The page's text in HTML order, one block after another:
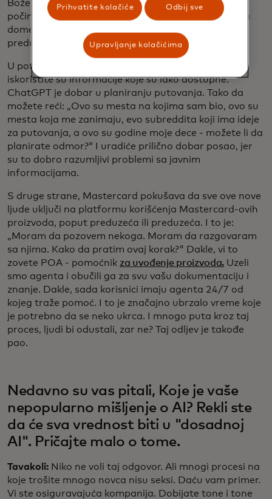
Bože, ja ću izgraditi ogroman model." Sada ljudi
počinju da ulaze u prilagođene modele specifične za
domen, koji u velikoj meri zavise od podataka
preduzeća.
U potrošačkom prostoru većina onoga što želite da
iskoristite su informacije koje su lako dostupne.
ChatGPT je dobar u planiranju putovanja. Tako da
možete reći: „Ovo su mesta na kojima sam bio, ovo su
mesta koja me zanimaju, evo subreddita koji ima ideje
za putovanja, a ovo su godine moje dece - možete li da
planirate odmor?“ I uradiće prilično dobar posao, jer
su to dobro razumljivi problemi sa javnim
informacijama.
S druge strane, Mastercard pokušava da sve ove nove
ljude uključi na platformu korišćenja Mastercard-ovih
proizvoda, poput preduzeća ili preduzeća. I to je:
„Moram da pozovem nekoga. Moram da razgovaram
sa njima. Kako da pratim ovaj korak?" Dakle, vi to
zovete POA - pomoćnik za uvođenje proizvoda.Uzeli
smo agenta i obučili ga za svu vašu dokumentaciju i
znanje. Dakle, sada korisnici imaju agenta 24/7 od
kojeg traže pomoć. I to je značajno ubrzalo vreme koje
je potrebno da se neko ukrca. I mnogo puta kroz taj
proces, ljudi bi odustali, zar ne? Taj odljev je takođe
pao.
Nedavno su vas pitali, Koje je vaše
nepopularno mišljenje o AI? Rekli ste
da će sva vrednost biti u "dosadnoj
AI". Pričajte malo o tome.
Tavakoli: Niko ne voli taj odgovor. Ali mnogi procesi na
koje trošite mnogo novca nisu seksi. Daću vam primer.
Vi ste osiguravajuća kompanija. Dobijate tone i tone
Prihvatite kolačiće Odbij sve
Upravljanje kolačićima